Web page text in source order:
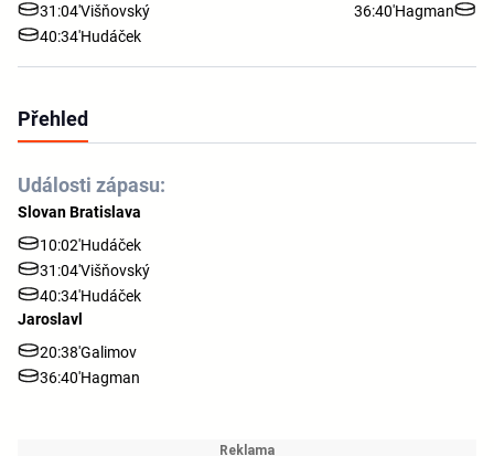
31:04'Višňovský
40:34'Hudáček
36:40'Hagman
Přehled
Události zápasu:
Slovan Bratislava
10:02'Hudáček
31:04'Višňovský
40:34'Hudáček
Jaroslavl
20:38'Galimov
36:40'Hagman